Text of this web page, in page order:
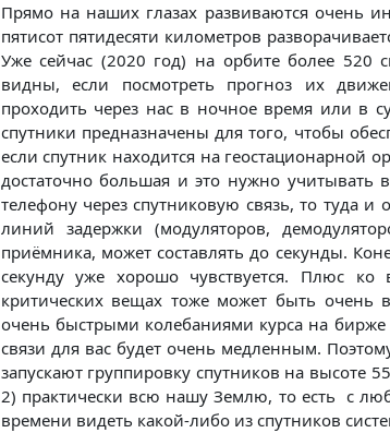
Прямо на наших глазах развиваются очень
пятисот пятидесяти километров
Уже сейчас (2020 год) на орбите более 520
видны, если посмотреть прогноз их
проходить через нас в ночное время или в
спутники предназначены для того, чтобы
если спутник находится на геостационарной
достаточно большая и это нужно учитывать
телефону через спутниковую связь, то туда и
линий задержки (модуляторов,
приёмника, может составлять до секунды.
секунду уже хорошо чувствуется. Плюс
критических вещах тоже может быть очень
очень быстрыми колебаниями курса на
связи для вас будет очень медленным.
запускают группировку спутников на высоте
2) практически всю нашу Землю, то есть с
времени видеть какой-либо из спутников